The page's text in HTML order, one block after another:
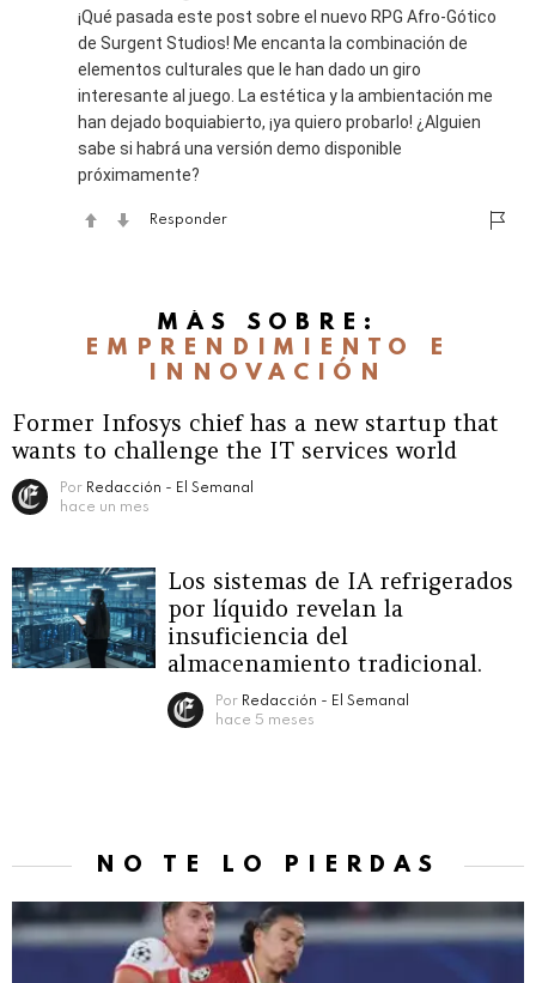
¡Qué pasada este post sobre el nuevo RPG Afro-Gótico
de Surgent Studios! Me encanta la combinación de
elementos culturales que le han dado un giro
interesante al juego. La estética y la ambientación me
han dejado boquiabierto, ¡ya quiero probarlo! ¿Alguien
sabe si habrá una versión demo disponible
próximamente?
Responder
MÁS SOBRE:
EMPRENDIMIENTO E
INNOVACIÓN
Former Infosys chief has a new startup that
wants to challenge the IT services world
Por Redacción - El Semanal
hace un mes
Los sistemas de IA refrigerados
por líquido revelan la
insuficiencia del
almacenamiento tradicional.
Por Redacción - El Semanal
hace 5 meses
NO TE LO PIERDAS